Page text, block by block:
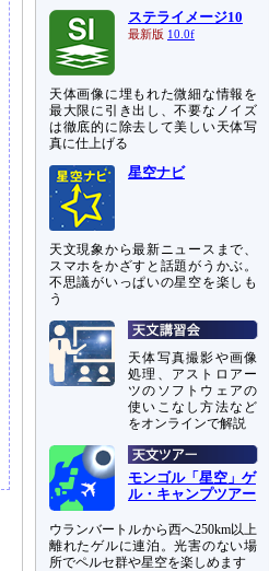
ステライメージ10
最新版 10.0f
天体画像に埋もれた微細な情報を
最大限に引き出し、不要なノイズ
は徹底的に除去して美しい天体写
真に仕上げる
星空ナビ
天文現象から最新ニュースまで、
スマホをかざすと話題がうかぶ。
不思議がいっぱいの星空を楽しも
う
天体写真撮影や画像
処理、アストロアー
ツのソフトウェアの
使いこなし方法など
をオンラインで解説
モンゴル「星空」ゲ
ル・キャンプツアー
ウランバートルから西へ250km以上
離れたゲルに連泊。光害のない場
所でペルセ群や星空を楽しめます